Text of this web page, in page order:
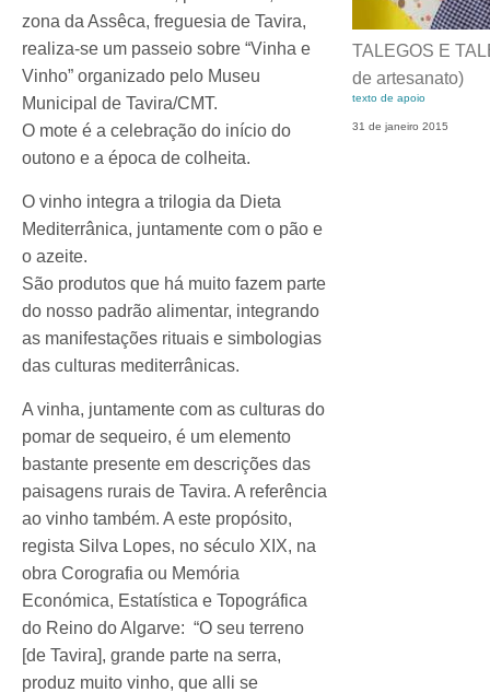
zona da Assêca, freguesia de Tavira,
realiza-se um passeio sobre “Vinha e
Vinho” organizado pelo Museu
Municipal de Tavira/CMT.
O mote é a celebração do início do
outono e a época de colheita.
O vinho integra a trilogia da Dieta
Mediterrânica, juntamente com o pão e
o azeite.
São produtos que há muito fazem parte
do nosso padrão alimentar, integrando
as manifestações rituais e simbologias
das culturas mediterrânicas.
A vinha, juntamente com as culturas do
pomar de sequeiro, é um elemento
bastante presente em descrições das
paisagens rurais de Tavira. A referência
ao vinho também. A este propósito,
regista Silva Lopes, no século XIX, na
obra Corografia ou Memória
Económica, Estatística e Topográfica
do Reino do Algarve: “O seu terreno
[de Tavira], grande parte na serra,
produz muito vinho, que alli se
TALEGOS E
de artesanato​)
texto de apoio
31 de janeiro 2015